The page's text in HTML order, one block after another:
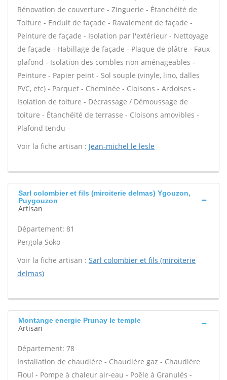
Rénovation de couverture - Zinguerie - Étanchéité de
Toiture - Enduit de façade - Ravalement de façade -
Peinture de façade - Isolation par l'extérieur - Nettoyage
de façade - Habillage de façade - Plaque de plâtre - Faux
plafond - Isolation des combles non aménageables -
Peinture - Papier peint - Sol souple (vinyle, lino, dalles
PVC, etc) - Parquet - Cheminée - Cloisons - Ardoises -
Isolation de toiture - Décrassage / Démoussage de
toiture - Étanchéité de terrasse - Cloisons amovibles -
Plafond tendu -
Voir la fiche artisan : Jean-michel le lesle
Sarl colombier et fils (miroiterie delmas) Ygouzon,
Puygouzon
Artisan
Département: 81
Pergola Soko -
Voir la fiche artisan : Sarl colombier et fils (miroiterie
delmas)
Montange energie Prunay le temple
Artisan
Département: 78
Installation de chaudière - Chaudière gaz - Chaudière
Fioul - Pompe à chaleur air-eau - Poêle à Granulés -